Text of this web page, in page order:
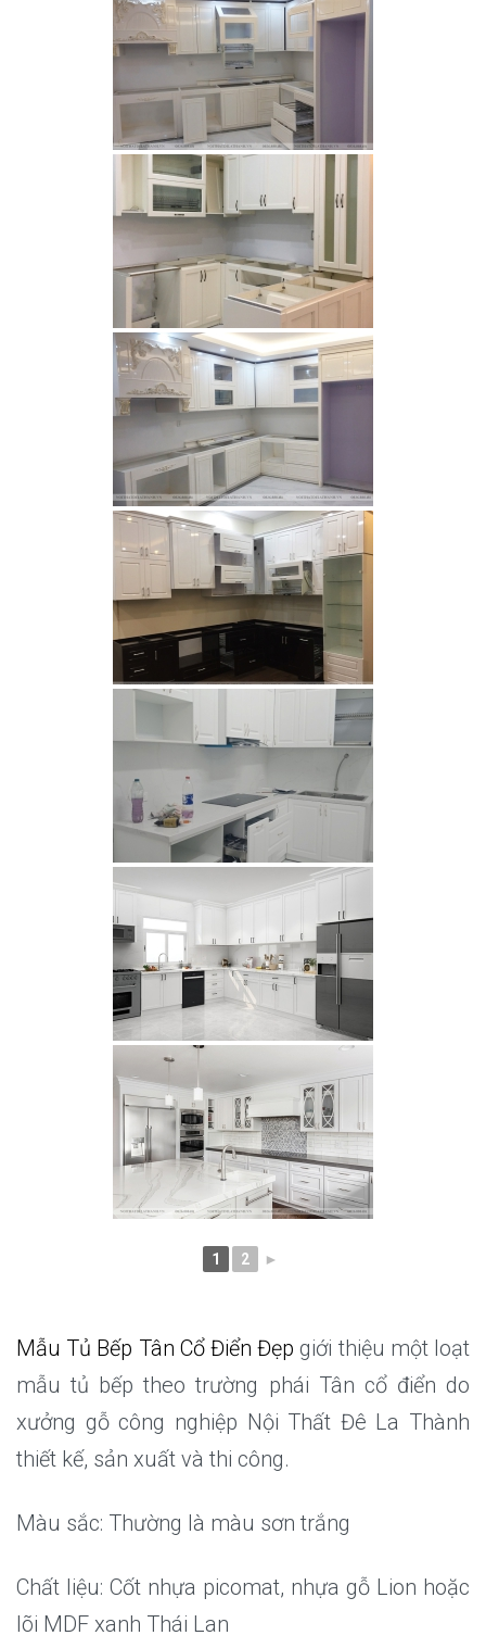
1 2 ►
Mẫu Tủ Bếp Tân Cổ Điển Đẹp giới thiệu một loạt
mẫu tủ bếp theo trường phái Tân cổ điển do
xưởng gỗ công nghiệp Nội Thất Đê La Thành
thiết kế, sản xuất và thi công.
Màu sắc: Thường là màu sơn trắng
Chất liệu: Cốt nhựa picomat, nhựa gỗ Lion hoặc
lõi MDF xanh Thái Lan